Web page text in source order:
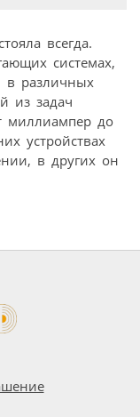
всегда.
системах,
в различных
из задач
миллиампер до
устройствах
в других он